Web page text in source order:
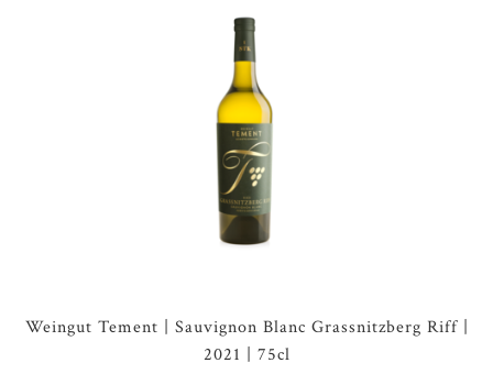
Weingut Tement | Sauvignon Blanc Grassnitzberg Riff |
2021 | 75cl